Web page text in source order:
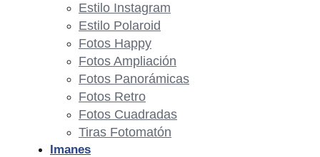
Estilo Instagram
Estilo Polaroid
Fotos Happy
Fotos Ampliación
Fotos Panorámicas
Fotos Retro
Fotos Cuadradas
Tiras Fotomatón
Imanes